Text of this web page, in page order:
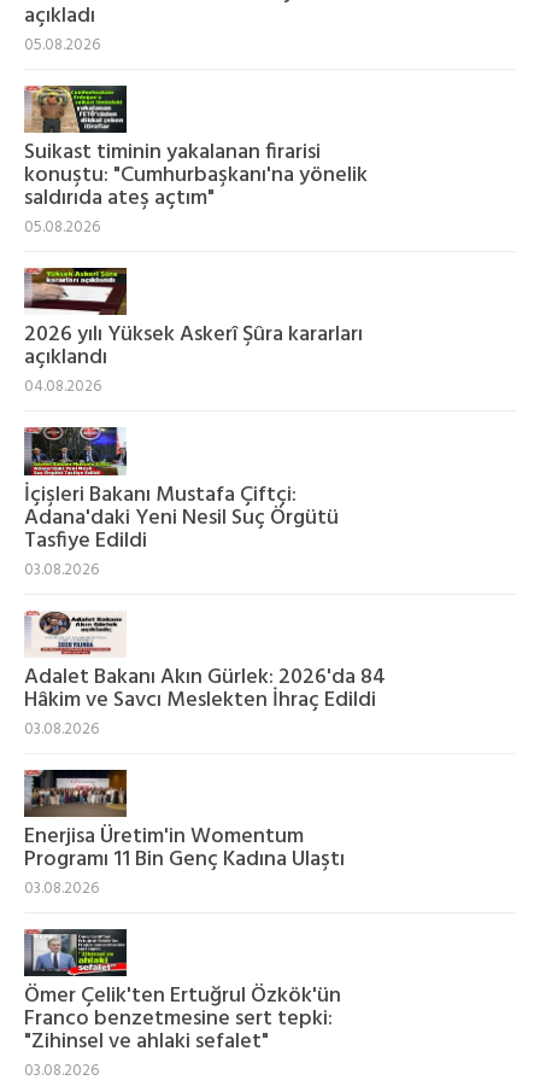
açıkladı
05.08.2026
Suikast timinin yakalanan firarisi
konuştu: "Cumhurbaşkanı'na yönelik
saldırıda ateş açtım"
05.08.2026
2026 yılı Yüksek Askerî Şûra kararları
açıklandı
04.08.2026
İçişleri Bakanı Mustafa Çiftçi:
Adana'daki Yeni Nesil Suç Örgütü
Tasfiye Edildi
03.08.2026
Adalet Bakanı Akın Gürlek: 2026'da 84
Hâkim ve Savcı Meslekten İhraç Edildi
03.08.2026
Enerjisa Üretim'in Womentum
Programı 11 Bin Genç Kadına Ulaştı
03.08.2026
Ömer Çelik'ten Ertuğrul Özkök'ün
Franco benzetmesine sert tepki:
"Zihinsel ve ahlaki sefalet"
03.08.2026